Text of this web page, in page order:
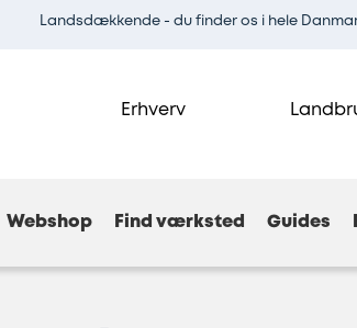
Landsdækkende - du finder os i hele
Erhverv
Webshop Find værksted Guides